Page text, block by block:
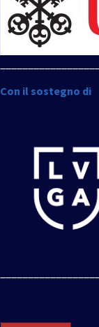
Con il sostegno di